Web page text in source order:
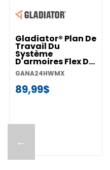
←
Gladiator® Plan De
Travail Du
Système
D'armoires Flex De
24 Po
GANA24HWMX
GANA24HWMX
89,99$